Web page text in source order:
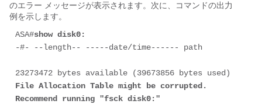
のエラー メッセージが表示されます。次に、コマンドの出力
例を示します。
ASA#show disk0:
-#- --length-- -----date/time------ path
File Allocation Table might be corrupted.
Recommend running "fsck disk0:"